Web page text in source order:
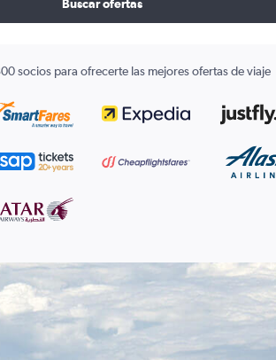
Buscar ofertas
socios para ofrecerte las mejores ofertas de viaje